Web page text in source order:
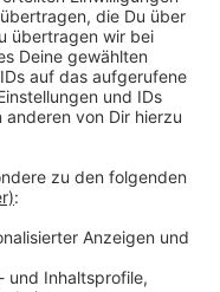
es die Ortschilder
Marbeck und
grosse
Euro und werden
Ausserdem gibt
Die
Ortsschilder nun
haben den
kann und sich